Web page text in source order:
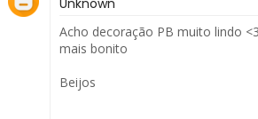
Unknown
Acho decoração PB muito lindo
mais bonito
Beijos